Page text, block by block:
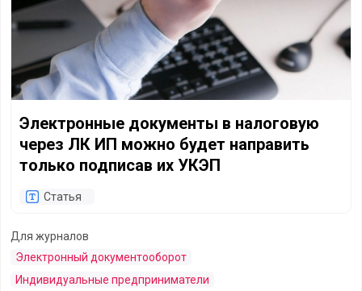
Электронные документы в налоговую
через ЛК ИП можно будет направить
только подписав их УКЭП
Статья
Для журналов
Электронный документооборот
Индивидуальные предприниматели